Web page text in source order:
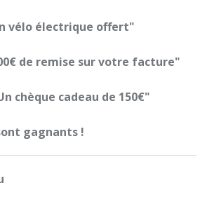
vélo électrique offert"
de remise sur votre facture"
chèque cadeau de 150€"
gagnants !